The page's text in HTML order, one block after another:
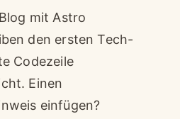
mit Astro
den ersten Tech-
Codezeile
Einen
einfügen?